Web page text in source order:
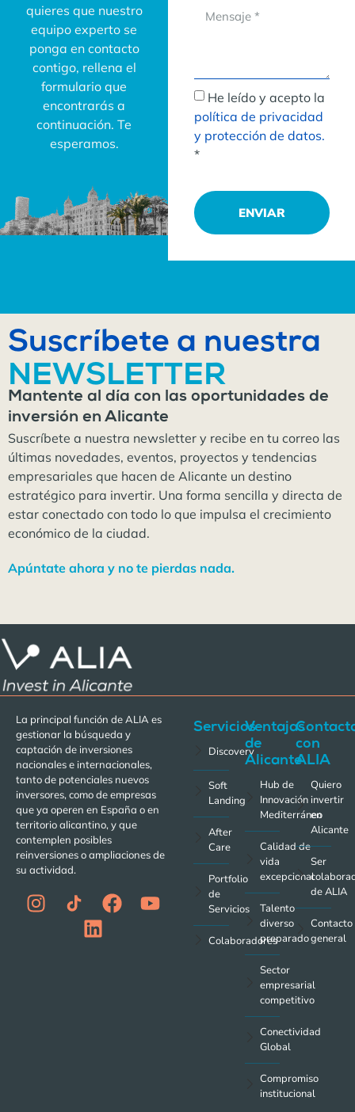
quieres que nuestro
equipo experto se
ponga en contacto
contigo, rellena el
formulario que
encontrarás a
continuación. Te
esperamos.
He leído y acepto la
política de privacidad
y protección de datos.
*
ENVIAR
Suscríbete a nuestra
NEWSLETTER
Mantente al día con las oportunidades de
inversión en Alicante
Suscríbete a nuestra newsletter y recibe en tu correo las
últimas novedades, eventos, proyectos y tendencias
empresariales que hacen de Alicante un destino
estratégico para invertir. Una forma sencilla y directa de
estar conectado con todo lo que impulsa el crecimiento
económico de la ciudad.
Apúntate ahora y no te pierdas nada.
La principal función de ALIA es
gestionar la búsqueda y
captación de inversiones
nacionales e internacionales,
tanto de potenciales nuevos
inversores, como de empresas
que ya operen en España o en
territorio alicantino, y que
contemplen posibles
reinversiones o ampliaciones de
su actividad.
Servicios
Discovery
Soft
Landing
After
Care
Portfolio
de
Servicios
Colaboradores
Ventajas
de
Alicante
Hub de
Innovación
Mediterráneo
Calidad de
vida
excepcional
Talento
diverso
preparado
Sector
empresarial
competitivo
Conectividad
Global
Compromiso
institucional
con
ALIA
Quiero
invertir
en
Alicante
Ser
de ALIA
Contacto
general